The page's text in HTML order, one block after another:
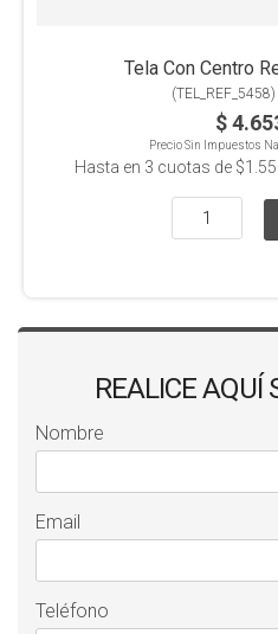
Tela Con Centro
(TEL_REF_5458)
$
Precio Sin Impuestos
Hasta en 3 cuotas de
REALICE AQUÍ
Nombre
Email
Teléfono